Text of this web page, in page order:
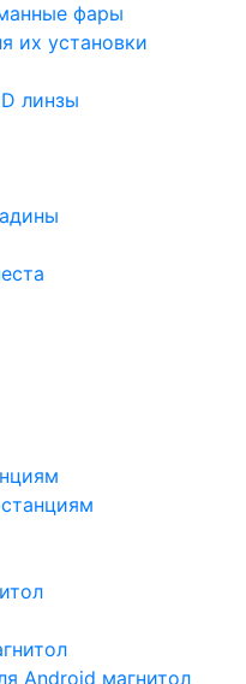
фары
их установки
линзы
Android магнитол